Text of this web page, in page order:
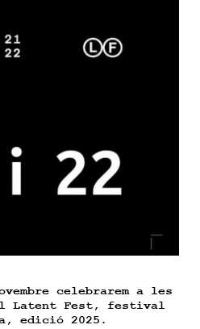
celebrarem a les
Latent Fest, festival
edició 2025.